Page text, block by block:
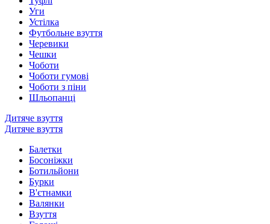
Уги
Устілка
Футбольне взуття
Черевики
Чешки
Чоботи
Чоботи гумові
Чоботи з піни
Шльопанці
Дитяче взуття
Дитяче взуття
Балетки
Босоніжки
Ботильйони
Бурки
В'єтнамки
Валянки
Взуття